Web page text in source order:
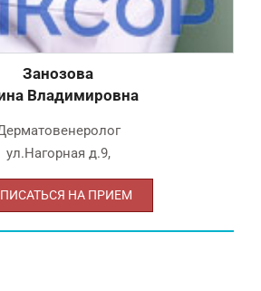
Занозова
Владимировна
ул.Нагорная д.9,
НА ПРИЕМ